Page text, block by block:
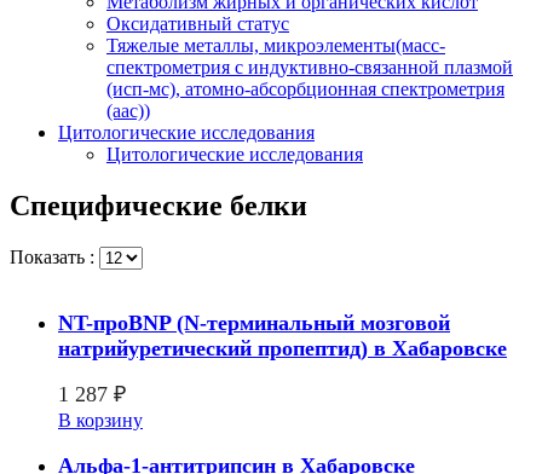
Оксидативный статус
Тяжелые металлы, микроэлементы(масс-
спектрометрия с индуктивно-связанной плазмой
(исп-мс), атомно-абсорбционная спектрометрия
(аас))
Цитологические исследования
Цитологические исследования
Специфические белки
Показать :
NT-проBNP (N-терминальный мозговой
натрийуретический пропептид) в Хабаровске
1 287 ₽
В корзину
Альфа-1-антитрипсин в Хабаровске